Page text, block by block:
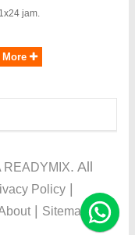
jam.
More
READYMIX. All
Policy
| Sitemap